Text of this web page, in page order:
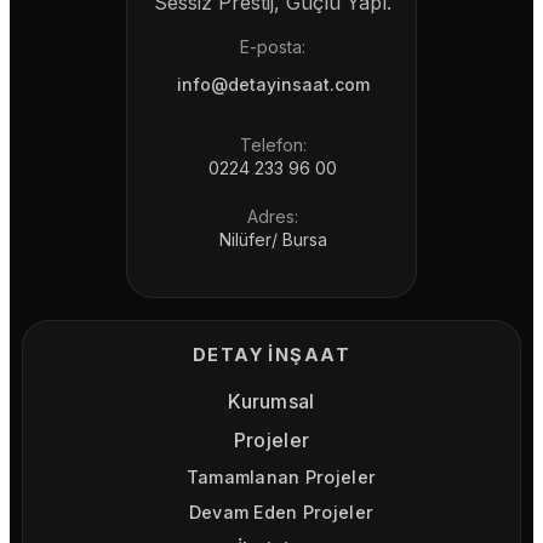
E-posta:
info@detayinsaat.com
Telefon:
0224 233 96 00
Adres:
Nilüfer/ Bursa
DETAY İNŞAAT
Kurumsal
Projeler
Tamamlanan Projeler
Devam Eden Projeler